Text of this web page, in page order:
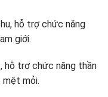
hỗ trợ chức năng
giới.
hỗ trợ chức năng thần
mệt mỏi.